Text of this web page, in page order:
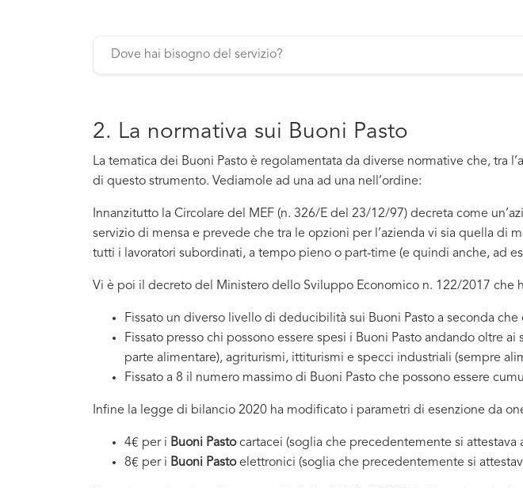
2. La normativa sui Buoni Pasto
La tematica dei Buoni Pasto è regolamentata da diverse normative che, tra
di questo strumento. Vediamole ad una ad una nell’ordine:
Innanzitutto la Circolare del MEF (n. 326/E del 23/12/97) decreta come
servizio di mensa e prevede che tra le opzioni per l’azienda vi sia quella di
tutti i lavoratori subordinati, a tempo pieno o part-time (e quindi anche, ad
Vi è poi il decreto del Ministero dello Sviluppo Economico n. 122/2017 che
Fissato un diverso livello di deducibilità sui Buoni Pasto a seconda che
Fissato presso chi possono essere spesi i Buoni Pasto andando oltre
parte alimentare), agriturismi, ittiturismi e specci industriali (sempre
Fissato a 8 il numero massimo di Buoni Pasto che possono essere
Infine la legge di bilancio 2020 ha modificato i parametri di esenzione da
4€ per i Buoni Pastocartacei (soglia che precedentemente si attestava
8€ per i Buoni Pastoelettronici (soglia che precedentemente si